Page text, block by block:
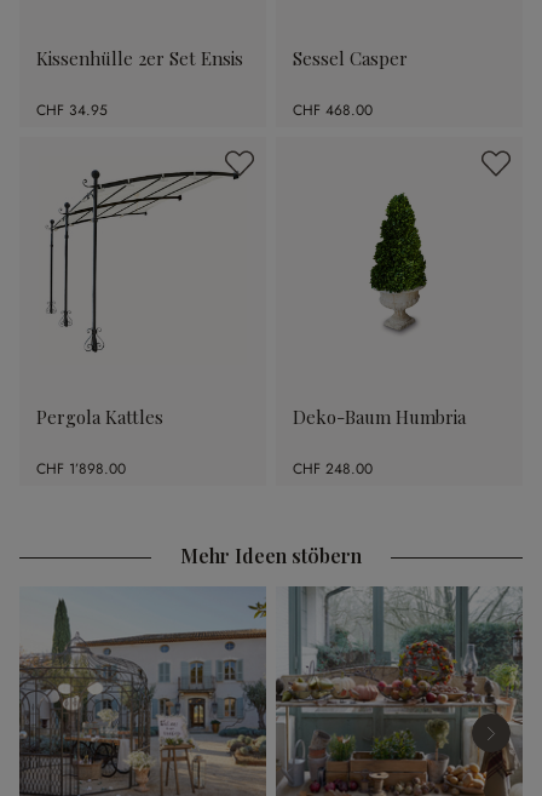
Kissenhülle 2er Set Ensis
CHF 34.95
Sessel Casper
CHF 468.00
Pergola Kattles
CHF 1’898.00
Deko-Baum Humbria
CHF 248.00
Mehr Ideen stöbern